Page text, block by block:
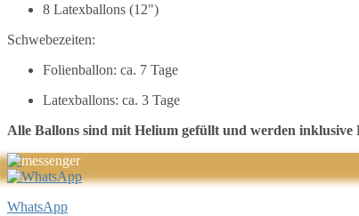
8 Latexballons (12")
Schwebezeiten:
Folienballon: ca. 7 Tage
Latexballons: ca. 3 Tage
Alle Ballons sind mit Helium gefüllt und werden inklusive
WhatsApp